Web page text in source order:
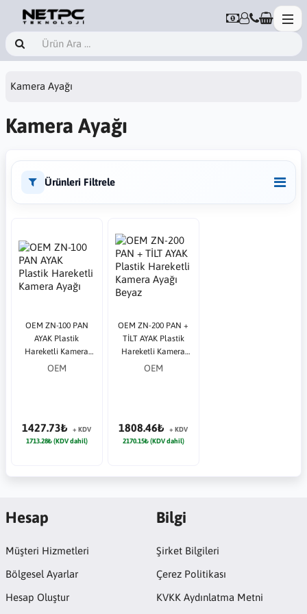
Kamera Ayağı
Kamera Ayağı
Ürünleri Filtrele
OEM ZN-100 PAN
AYAK Plastik
Hareketli Kamera
Ayağı
OEM
1427.73₺
+ KDV
1713.28₺ (KDV dahil)
OEM ZN-200 PAN +
TİLT AYAK Plastik
Hareketli Kamera
Ayağı Beyaz
OEM
1808.46₺
+ KDV
2170.15₺ (KDV dahil)
Hesap
Müşteri Hizmetleri
Bölgesel Ayarlar
Hesap Oluştur
Bilgi
Şirket Bilgileri
Çerez Politikası
KVKK Aydınlatma Metni